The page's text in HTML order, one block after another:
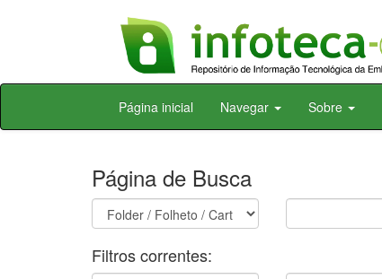
Skip
Página inicial Navegar Sobre
Página de Busca
Filtros correntes: